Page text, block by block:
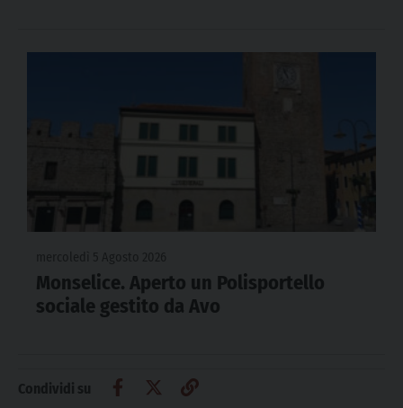
Monselice. Aperto un Polisportello
sociale gestito da Avo
Condividi su